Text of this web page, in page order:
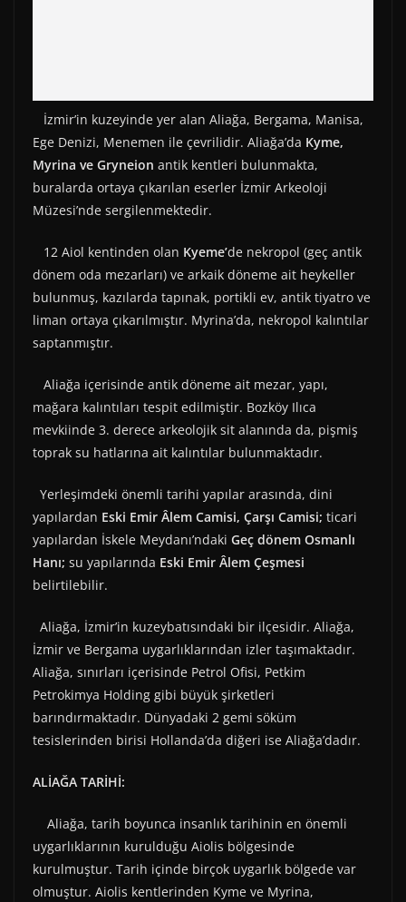
İzmir’in kuzeyinde yer alan Aliağa, Bergama, Manisa,
Ege Denizi, Menemen ile çevrilidir. Aliağa’da Kyme,
Myrina ve Gryneion antik kentleri bulunmakta,
buralarda ortaya çıkarılan eserler İzmir Arkeoloji
Müzesi’nde sergilenmektedir.
12 Aiol kentinden olan Kyeme’de nekropol (geç antik
dönem oda mezarları) ve arkaik döneme ait heykeller
bulunmuş, kazılarda tapınak, portikli ev, antik tiyatro ve
liman ortaya çıkarılmıştır. Myrina’da, nekropol kalıntılar
saptanmıştır.
Aliağa içerisinde antik döneme ait mezar, yapı,
mağara kalıntıları tespit edilmiştir. Bozköy Ilıca
mevkiinde 3. derece arkeolojik sit alanında da, pişmiş
toprak su hatlarına ait kalıntılar bulunmaktadır.
Yerleşimdeki önemli tarihi yapılar arasında, dini
yapılardan Eski Emir Âlem Camisi, Çarşı Camisi; ticari
yapılardan İskele Meydanı’ndaki Geç dönem Osmanlı
Hanı; su yapılarında Eski Emir Âlem Çeşmesi
belirtilebilir.
Aliağa, İzmir’in kuzeybatısındaki bir ilçesidir. Aliağa,
İzmir ve Bergama uygarlıklarından izler taşımaktadır.
Aliağa, sınırları içerisinde Petrol Ofisi, Petkim
Petrokimya Holding gibi büyük şirketleri
barındırmaktadır. Dünyadaki 2 gemi söküm
tesislerinden birisi Hollanda’da diğeri ise Aliağa’dadır.
ALİAĞA TARİHİ:
Aliağa, tarih boyunca insanlık tarihinin en önemli
uygarlıklarının kurulduğu Aiolis bölgesinde
kurulmuştur. Tarih içinde birçok uygarlık bölgede var
olmuştur. Aiolis kentlerinden Kyme ve Myrina,